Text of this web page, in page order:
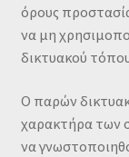
όρους
να μη
δικτυακού
Ο παρών
χαρακτήρα των
να